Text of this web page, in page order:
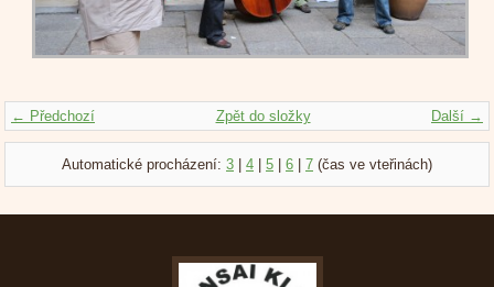
← Předchozí Další →
Zpět do složky
Automatické procházení: 3 4 5 6 7 (čas ve vteřinách)